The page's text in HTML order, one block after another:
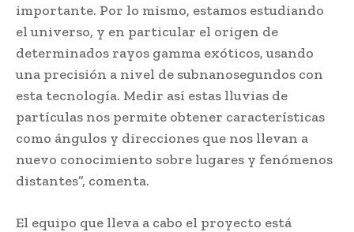
importante. Por lo mismo, estamos estudiando
el universo, y en particular el origen de
determinados rayos gamma exóticos, usando
una precisión a nivel de subnanosegundos con
esta tecnología. Medir así estas lluvias de
partículas nos permite obtener características
como ángulos y direcciones que nos llevan a
nuevo conocimiento sobre lugares y fenómenos
distantes”, comenta.
El equipo que lleva a cabo el proyecto está